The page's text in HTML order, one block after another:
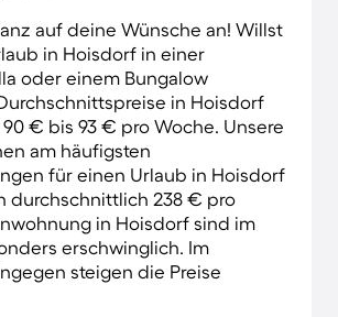
auf deine Wünsche an! Willst
in Hoisdorf in einer
oder einem Bungalow
in Hoisdorf
€ bis 93 € pro Woche. Unsere
am häufigsten
für einen Urlaub in Hoisdorf
durchschnittlich 238 € pro
in Hoisdorf sind im
erschwinglich. Im
steigen die Preise